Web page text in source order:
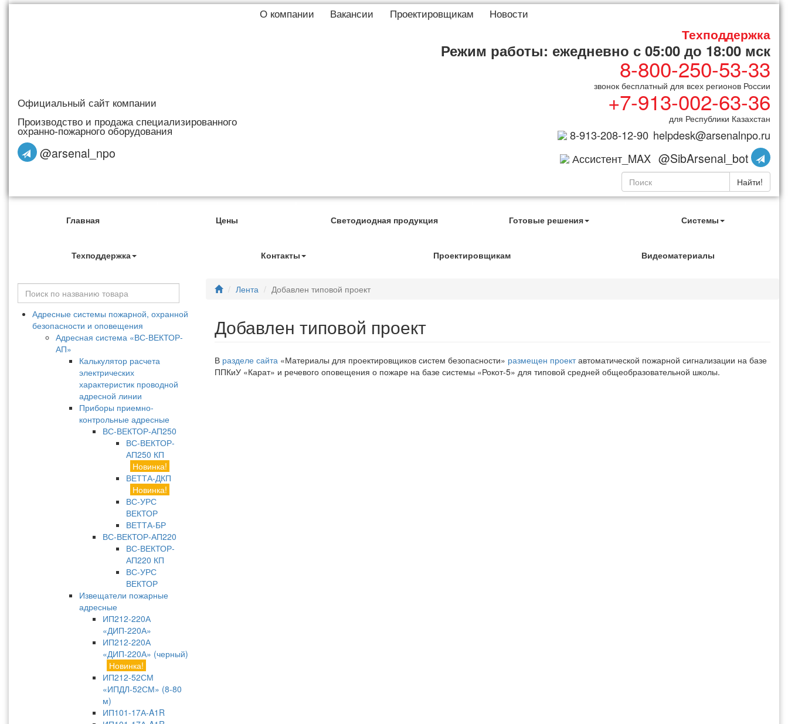
О компании Вакансии Проектировщикам Новости
Официальный сайт компании
Производство и продажа специализированного
охранно-пожарного оборудования
@arsenal_npo
Техподдержка
Режим работы: ежедневно с 05:00 до 18:00 мск
8-800-250-53-33
звонок бесплатный для всех регионов России
+7-913-002-63-36
для Республики Казахстан
8-913-208-12-90 helpdesk@arsenalnpo.ru
Ассистент_MAX @SibArsenal_bot
Найти!
Главная Цены Светодиодная продукция Готовые решения Системы
Техподдержка Контакты Проектировщикам Видеоматериалы
Адресные системы пожарной, охранной
безопасности и оповещения
Адресная система «ВС-ВЕКТОР-
АП»
Калькулятор расчета
электрических
характеристик проводной
адресной линии
Приборы приемно-
контрольные адресные
ВС-ВЕКТОР-АП250
ВС-ВЕКТОР-
АП250 КП
Новинка!
ВЕТТА-ДКП
Новинка!
ВС-УРС
ВЕКТОР
ВЕТТА-БР
ВС-ВЕКТОР-АП220
ВС-ВЕКТОР-
АП220 КП
ВС-УРС
ВЕКТОР
Извещатели пожарные
адресные
ИП212-220А
«ДИП-220А»
ИП212-220А
«ДИП-220А» (черный)
Новинка!
ИП212-52СМ
«ИПДЛ-52СМ» (8-80
м)
ИП101-17А-A1R
Лента Добавлен типовой проект
Добавлен типовой проект
В разделе сайта «Материалы для проектировщиков систем безопасности» размещен проектавтоматической пожарной сигнализации на базе
ППКиУ «Карат» и речевого оповещения о пожаре на базе системы «Рокот-5» для типовой средней общеобразовательной школы.